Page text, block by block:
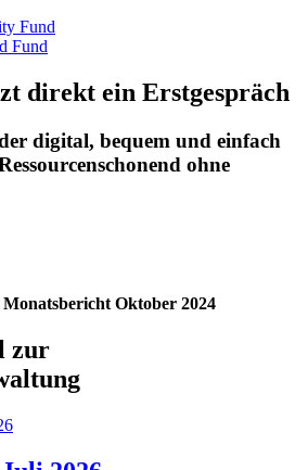
Fund
Fund
direkt ein Erstgespräch
digital, bequem und einfach
ohne
Monatsbericht Oktober 2024
zur